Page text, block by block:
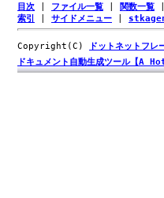
目次 ファイル一覧 関数一覧
索引
サイドメニュー
Copyright(C) ドットネットフ
ドキュメント自動生成ツール【A